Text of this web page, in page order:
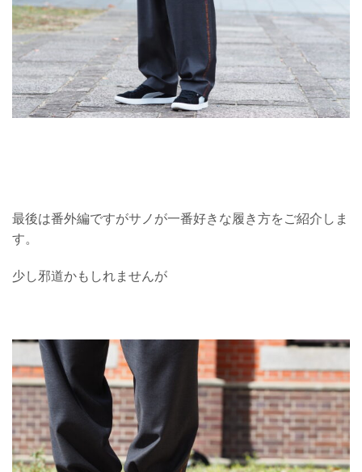
最後は番外編ですがサノが一番好きな履き方をご紹介しま
す。
少し邪道かもしれませんが